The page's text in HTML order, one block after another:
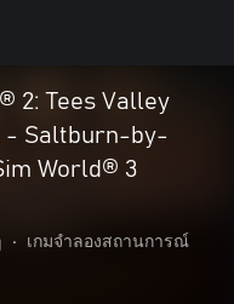
2: Tees Valley
- Saltburn-by-
World® 3
• เกมจำลองสถานการณ์